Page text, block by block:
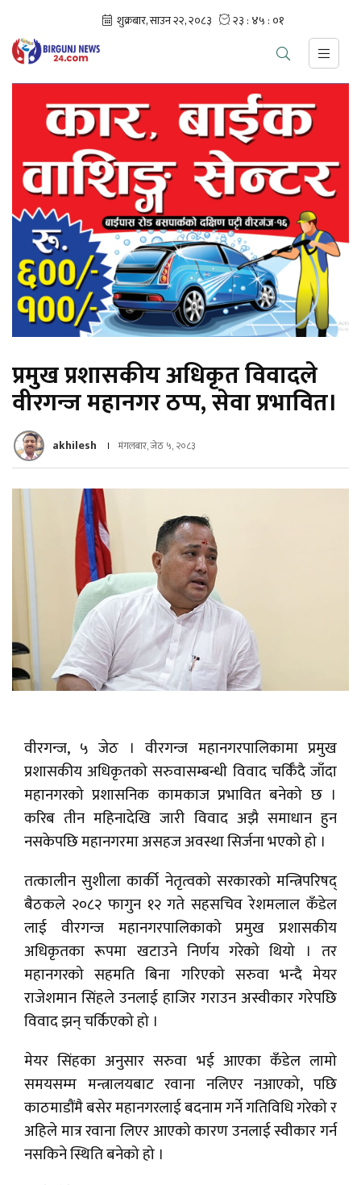
प्रमुख प्रशासकीय अधिकृत विवादले
वीरगन्ज महानगर ठप्प, सेवा प्रभावित।
akhilesh मंगलबार, जेठ ५, २०८३
वीरगन्ज, ५ जेठ । वीरगन्ज महानगरपालिकामा प्रमुख
प्रशासकीय अधिकृतको सरुवासम्बन्धी विवाद चर्किँदै जाँदा
महानगरको प्रशासनिक कामकाज प्रभावित बनेको छ ।
करिब तीन महिनादेखि जारी विवाद अझै समाधान हुन
नसकेपछि महानगरमा असहज अवस्था सिर्जना भएको हो ।
तत्कालीन सुशीला कार्की नेतृत्वको सरकारको मन्त्रिपरिषद्
बैठकले २०८२ फागुन १२ गते सहसचिव रेशमलाल कँडेल
लाई वीरगन्ज महानगरपालिकाको प्रमुख प्रशासकीय
अधिकृतका रूपमा खटाउने निर्णय गरेको थियो । तर
महानगरको सहमति बिना गरिएको सरुवा भन्दै मेयर
राजेशमान सिंहले उनलाई हाजिर गराउन अस्वीकार गरेपछि
विवाद झन् चर्किएको हो ।
मेयर सिंहका अनुसार सरुवा भई आएका कँडेल लामो
समयसम्म मन्त्रालयबाट रवाना नलिएर नआएको, पछि
काठमाडौंमै बसेर महानगरलाई बदनाम गर्ने गतिविधि गरेको र
अहिले मात्र रवाना लिएर आएको कारण उनलाई स्वीकार गर्न
नसकिने स्थिति बनेको हो ।